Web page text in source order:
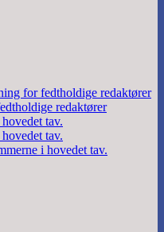
for fedtholdige redaktører
redaktører
tav.
tav.
i hovedet tav.